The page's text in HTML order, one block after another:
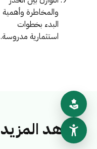
والمخاطرة وأهمية
البدء بخطوات
استثمارية مدروسة.
شاهد المزيد